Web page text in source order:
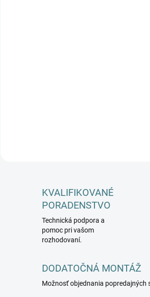
KVALIFIKOVANÉ
PORADENSTVO
Technická podpora a
pomoc pri vašom
rozhodovaní.
DODATOČNÁ MONTÁŽ
Možnosť objednania popredajných